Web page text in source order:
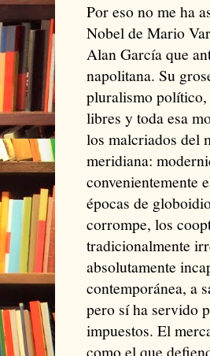
Por eso no me ha
Nobel de Mario
Alan García que
napolitana. Su
pluralismo político,
libres y toda esa
los malcriados del
meridiana:
convenientemente
épocas de
corrompe, los
tradicionalmente
absolutamente
contemporánea, a
pero sí ha servido
impuestos. El